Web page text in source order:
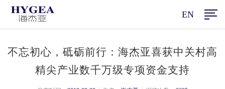
EN
不忘初心，砥砺前行：海杰亚喜获中关村高
精尖产业数千万级专项资金支持